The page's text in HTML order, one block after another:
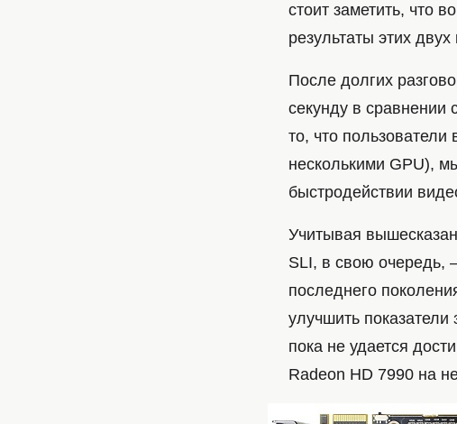
стоит заметить, что
результаты этих
После долгих
секунду в сравнении
то, что пользователи
несколькими GPU),
быстродействии
Учитывая
SLI, в свою очередь,
последнего
улучшить
пока не удается
Radeon HD 7990 на